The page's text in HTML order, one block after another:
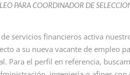
PARA COORDINADOR DE
servicios financieros activa
a su nueva vacante de empleo
Para el perfil en referencia,
EMPLEO PARA
ANALISTA IA